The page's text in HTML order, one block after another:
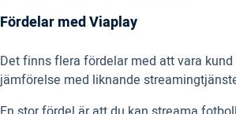
Fördelar med Viaplay
Det finns flera fördelar med att vara
jämförelse med liknande